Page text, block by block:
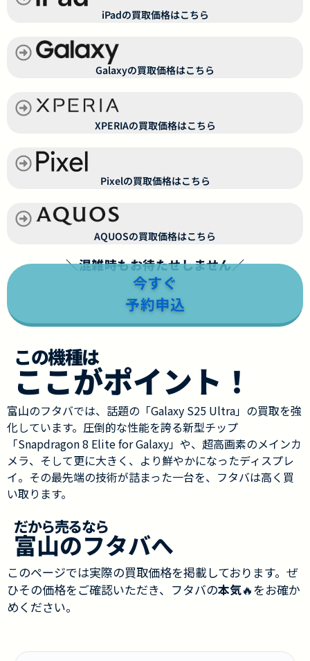
iPadの買取価格はこちら
Galaxyの買取価格はこちら
XPERIAの買取価格はこちら
Pixelの買取価格はこちら
AQUOSの買取価格はこちら
＼混雑時もお待たせしません／
今すぐ
予約申込
この機種は
ここがポイント！
富山のフタバでは、話題の「Galaxy S25 Ultra」の買取を強
化しています。圧倒的な性能を誇る新型チップ
「Snapdragon 8 Elite for Galaxy」や、超高画素のメインカ
メラ、そして更に大きく、より鮮やかになったディスプレ
イ。その最先端の技術が詰まった一台を、フタバは高く買
い取ります。
だから売るなら
富山のフタバへ
このページでは実際の買取価格を掲載しております。ぜ
ひその価格をご確認いただき、フタバの本気🔥をお確か
めください。